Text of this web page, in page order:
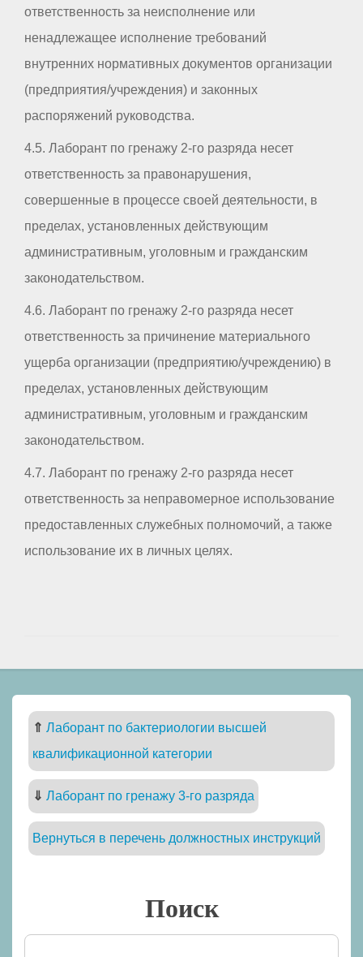
ответственность за неисполнение или
ненадлежащее исполнение требований
внутренних нормативных документов организации
(предприятия/учреждения) и законных
распоряжений руководства.
4.5. Лаборант по гренажу 2-го разряда несет
ответственность за правонарушения,
совершенные в процессе своей деятельности, в
пределах, установленных действующим
административным, уголовным и гражданским
законодательством.
4.6. Лаборант по гренажу 2-го разряда несет
ответственность за причинение материального
ущерба организации (предприятию/учреждению) в
пределах, установленных действующим
административным, уголовным и гражданским
законодательством.
4.7. Лаборант по гренажу 2-го разряда несет
ответственность за неправомерное использование
предоставленных служебных полномочий, а также
использование их в личных целях.
⇑ Лаборант по бактериологии высшей
квалификационной категории
⇓ Лаборант по гренажу 3-го разряда
Вернуться в перечень должностных инструкций
Поиск